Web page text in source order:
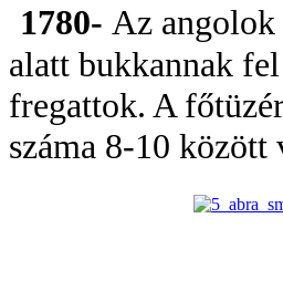
1780- Az
alatt bukkannak
fregattok. A
száma 8-10 között